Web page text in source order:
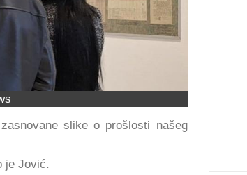
slike o prošlosti našeg
je Jović.